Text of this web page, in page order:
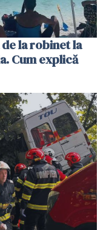
la robinet la
Cum explică